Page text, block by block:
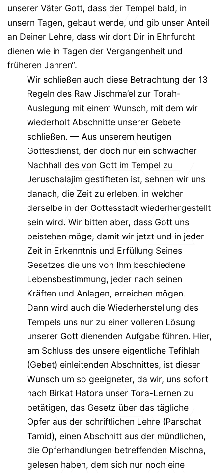
unserer Väter Gott, dass der Tempel bald, in
unsern Tagen, gebaut werde, und gib unser Anteil
an Deiner Lehre, dass wir dort Dir in Ehrfurcht
dienen wie in Tagen der Vergangenheit und
früheren Jahren“.
Wir schließen auch diese Betrachtung der 13
Regeln des Raw Jischma’el zur Torah-
Auslegung mit einem Wunsch, mit dem wir
wiederholt Abschnitte unserer Gebete
schließen. — Aus unserem heutigen
Gottesdienst, der doch nur ein schwacher
Nachhall des von Gott im Tempel zu
Jeruschalajim gestifteten ist, sehnen wir uns
danach, die Zeit zu erleben, in welcher
derselbe in der Gottesstadt wiederhergestellt
sein wird. Wir bitten aber, dass Gott uns
beistehen möge, damit wir jetzt und in jeder
Zeit in Erkenntnis und Erfüllung Seines
Gesetzes die uns von Ihm beschiedene
Lebensbestimmung, jeder nach seinen
Kräften und Anlagen, erreichen mögen.
Dann wird auch die Wiederherstellung des
Tempels uns nur zu einer volleren Lösung
unserer Gott dienenden Aufgabe führen. Hier,
am Schluss des unsere eigentliche Tefihlah
(Gebet) einleitenden Abschnittes, ist dieser
Wunsch um so geeigneter, da wir, uns sofort
nach Birkat Hatora unser Tora-Lernen zu
betätigen, das Gesetz über das tägliche
Opfer aus der schriftlichen Lehre (Parschat
Tamid), einen Abschnitt aus der mündlichen,
die Opferhandlungen betreffenden Mischna,
gelesen haben, dem sich nur noch eine